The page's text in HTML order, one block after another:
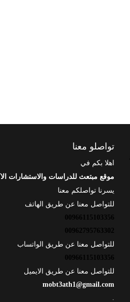
تواصلو معنا
اهلا بكم في
موقع مبتعث للدراسات والاستشارات
يسرنا تواصلكم معنا
للتواصل معنا عن طريق الهاتف
00966115103356
00962795763302
للتواصل معنا عن طريق الواتساب
00966115103356
للتواصل معنا عن طريق الايميل
mobt3ath1@gmail.com